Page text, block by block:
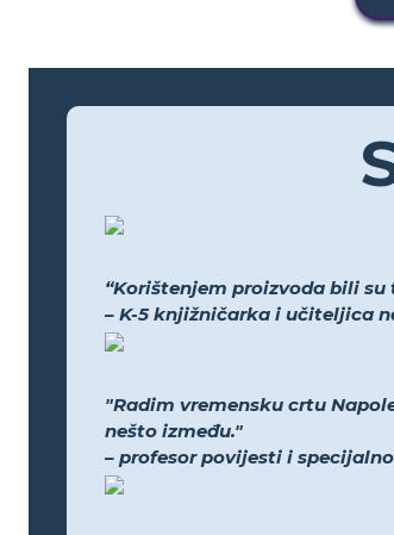
“Korištenjem proizvoda bili
– K-5 knjižničarka i učiteljica
"Radim vremensku crtu
nešto između."
– profesor povijesti i